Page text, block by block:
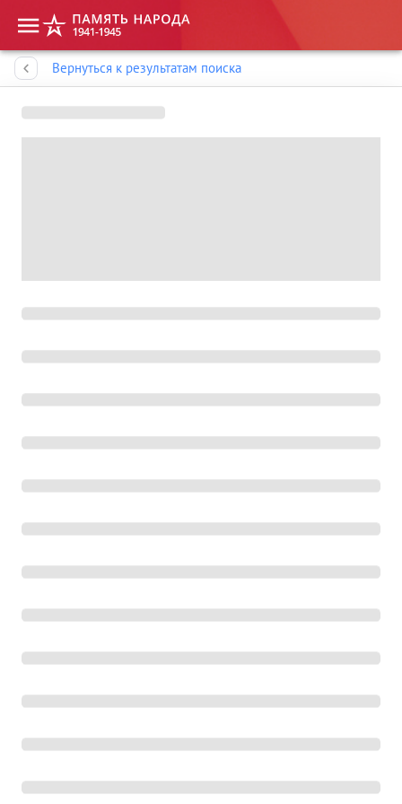
Вернуться к результатам поиска
Память народа